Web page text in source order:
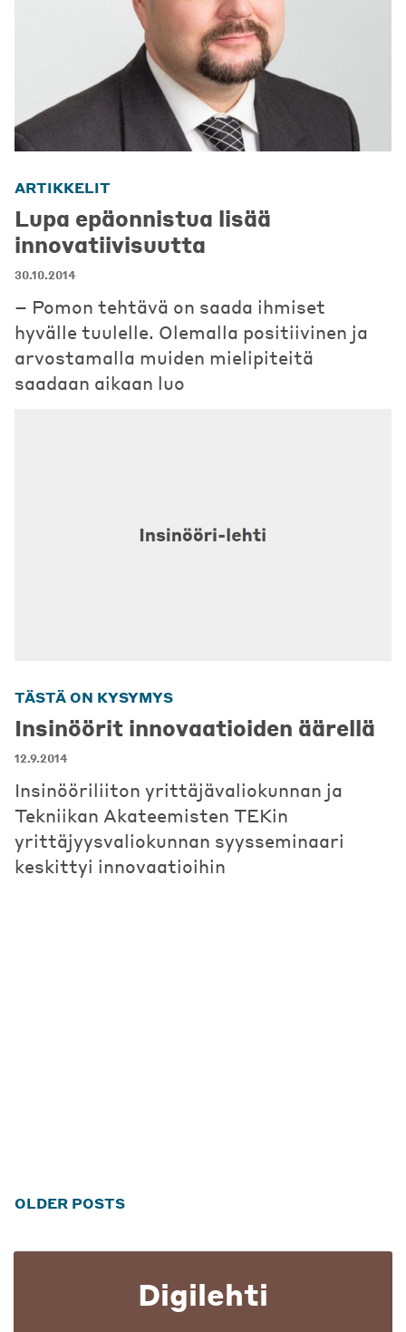
ARTIKKELIT
Lupa epäonnistua lisää
innovatiivisuutta
30.10.2014
– Pomon tehtävä on saada ihmiset
hyvälle tuulelle. Olemalla positiivinen ja
arvostamalla muiden mielipiteitä
saadaan aikaan luo
TÄSTÄ ON KYSYMYS
Insinöörit innovaatioiden äärellä
12.9.2014
Insinööriliiton yrittäjävaliokunnan ja
Tekniikan Akateemisten TEKin
yrittäjyysvaliokunnan syysseminaari
keskittyi innovaatioihin
Posts
OLDER POSTS
Digilehti